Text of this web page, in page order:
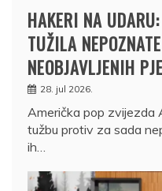
HAKERI NA
TUŽILA
NEOBJAVLJENIH
28. jul 2026.
Američka pop zvijezda
tužbu protiv za sada
ih…